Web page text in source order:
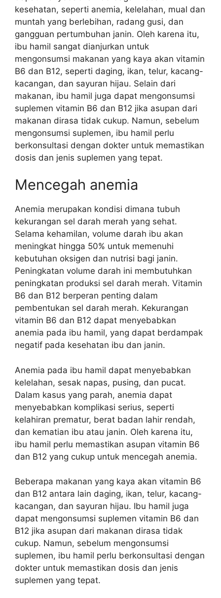
kesehatan, seperti anemia, kelelahan, mual dan
muntah yang berlebihan, radang gusi, dan
gangguan pertumbuhan janin. Oleh karena itu,
ibu hamil sangat dianjurkan untuk
mengonsumsi makanan yang kaya akan vitamin
B6 dan B12, seperti daging, ikan, telur, kacang-
kacangan, dan sayuran hijau. Selain dari
makanan, ibu hamil juga dapat mengonsumsi
suplemen vitamin B6 dan B12 jika asupan dari
makanan dirasa tidak cukup. Namun, sebelum
mengonsumsi suplemen, ibu hamil perlu
berkonsultasi dengan dokter untuk memastikan
dosis dan jenis suplemen yang tepat.
Mencegah anemia
Anemia merupakan kondisi dimana tubuh
kekurangan sel darah merah yang sehat.
Selama kehamilan, volume darah ibu akan
meningkat hingga 50% untuk memenuhi
kebutuhan oksigen dan nutrisi bagi janin.
Peningkatan volume darah ini membutuhkan
peningkatan produksi sel darah merah. Vitamin
B6 dan B12 berperan penting dalam
pembentukan sel darah merah. Kekurangan
vitamin B6 dan B12 dapat menyebabkan
anemia pada ibu hamil, yang dapat berdampak
negatif pada kesehatan ibu dan janin.
Anemia pada ibu hamil dapat menyebabkan
kelelahan, sesak napas, pusing, dan pucat.
Dalam kasus yang parah, anemia dapat
menyebabkan komplikasi serius, seperti
kelahiran prematur, berat badan lahir rendah,
dan kematian ibu atau janin. Oleh karena itu,
ibu hamil perlu memastikan asupan vitamin B6
dan B12 yang cukup untuk mencegah anemia.
Beberapa makanan yang kaya akan vitamin B6
dan B12 antara lain daging, ikan, telur, kacang-
kacangan, dan sayuran hijau. Ibu hamil juga
dapat mengonsumsi suplemen vitamin B6 dan
B12 jika asupan dari makanan dirasa tidak
cukup. Namun, sebelum mengonsumsi
suplemen, ibu hamil perlu berkonsultasi dengan
dokter untuk memastikan dosis dan jenis
suplemen yang tepat.